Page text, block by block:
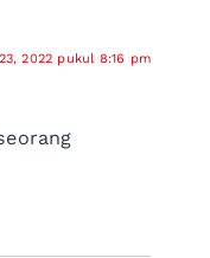
2022 pukul 8:16 pm